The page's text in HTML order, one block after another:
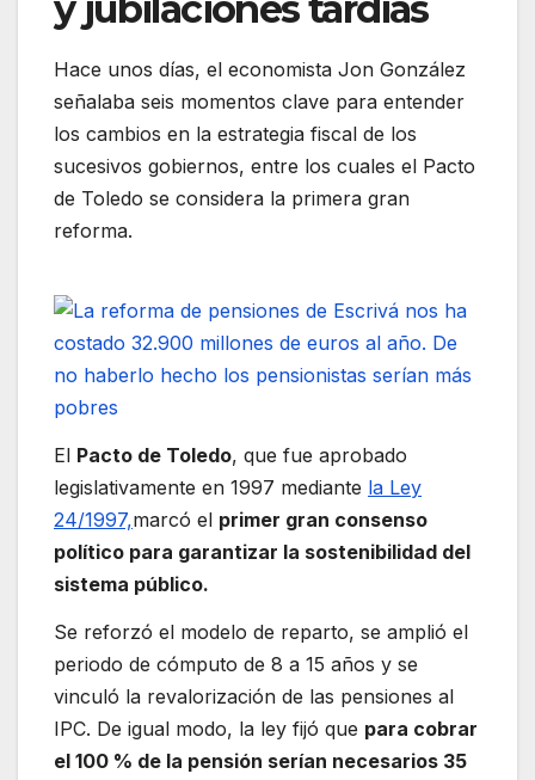
Hace unos días, el economista Jon González
señalaba seis momentos clave para entender
los cambios en la estrategia fiscal de los
sucesivos gobiernos, entre los cuales el Pacto
de Toledo se considera la primera gran
reforma.
El Pacto de Toledo, que fue aprobado
legislativamente en 1997 mediante la Ley
24/1997,marcó el primer gran consenso
político para garantizar la sostenibilidad del
sistema público.
Se reforzó el modelo de reparto, se amplió el
periodo de cómputo de 8 a 15 años y se
vinculó la revalorización de las pensiones al
IPC. De igual modo, la ley fijó que para cobrar
el 100 % de la pensión serían necesarios 35